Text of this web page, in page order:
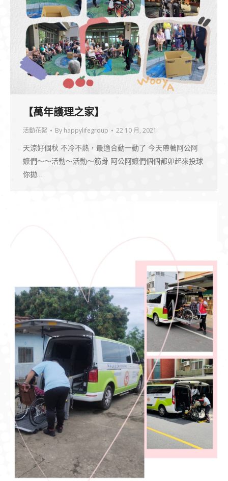
【萬年護理之家】
活動花絮 By happylifegroup 22 10 月, 2021
天涼好個秋 不冷不熱，最適合動一動了 今天帶著阿公阿
嬤們～～活動～活動～筋骨 阿公阿嬤們個個都卯起來投球
你拋…